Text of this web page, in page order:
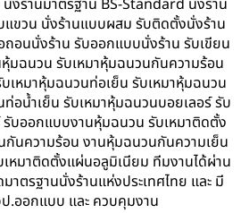
นั่งร้านมาตรฐาน BS-Standard นั่งร้าน
ขวน นั่งร้านแบบผสม รับติดตั้งนั่งร้าน
ถอนนั่งร้าน รับออกแบบนั่งร้าน รับเขียน
มฉนวน รับเหมาหุ้มฉนวนกันความร้อน
เหมาหุ้มฉนวนท่อเย็น รับเหมาหุ้มฉนวน
อน้ำเย็น รับเหมาหุ้มฉนวนบอยเลอร์ รับ
บออกแบบงานหุ้มฉนวน รับเหมาติดตั้ง
นความร้อน งานหุ้มฉนวนกันความเย็น
หมาติดตั้งแผ่นอลูมิเนียม ทีมงานได้ผ่าน
ตรฐานนั่งร้านแห่งประเทศไทย และ มี
.ออกแบบ และ ควบคุมงาน